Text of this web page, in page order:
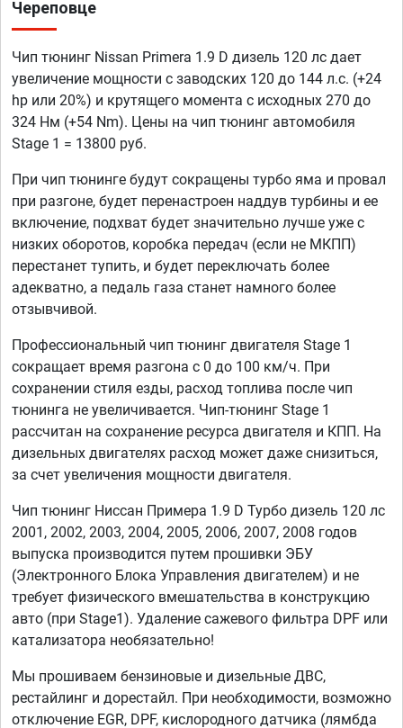
Череповце
Чип тюнинг Nissan Primera 1.9 D дизель 120 лс дает
увеличение мощности с заводских 120 до 144 л.с. (+24
hp или 20%) и крутящего момента с исходных 270 до
324 Нм (+54 Nm). Цены на чип тюнинг автомобиля
Stage 1 = 13800 руб.
При чип тюнинге будут сокращены турбо яма и провал
при разгоне, будет перенастроен наддув турбины и ее
включение, подхват будет значительно лучше уже с
низких оборотов, коробка передач (если не МКПП)
перестанет тупить, и будет переключать более
адекватно, а педаль газа станет намного более
отзывчивой.
Профессиональный чип тюнинг двигателя Stage 1
сокращает время разгона с 0 до 100 км/ч. При
сохранении стиля езды, расход топлива после чип
тюнинга не увеличивается. Чип-тюнинг Stage 1
рассчитан на сохранение ресурса двигателя и КПП. На
дизельных двигателях расход может даже снизиться,
за счет увеличения мощности двигателя.
Чип тюнинг Ниссан Примера 1.9 D Турбо дизель 120 лс
2001, 2002, 2003, 2004, 2005, 2006, 2007, 2008 годов
выпуска производится путем прошивки ЭБУ
(Электронного Блока Управления двигателем) и не
требует физического вмешательства в конструкцию
авто (при Stage1). Удаление сажевого фильтра DPF или
катализатора необязательно!
Мы прошиваем бензиновые и дизельные ДВС,
рестайлинг и дорестайл. При необходимости, возможно
отключение EGR, DPF, кислородного датчика (лямбда